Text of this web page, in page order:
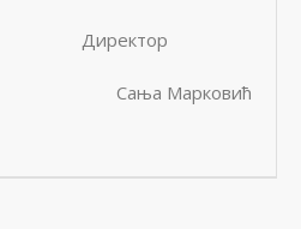
Сања Марковић